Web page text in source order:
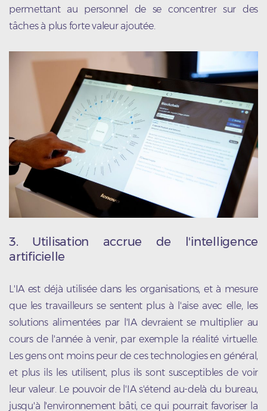
permettant au personnel de se concentrer sur des
tâches à plus forte valeur ajoutée.
3. Utilisation accrue de l'intelligence
artificielle
L'IA est déjà utilisée dans les organisations, et à mesure
que les travailleurs se sentent plus à l'aise avec elle, les
solutions alimentées par l'IA devraient se multiplier au
cours de l'année à venir, par exemple la réalité virtuelle.
Les gens ont moins peur de ces technologies en général,
et plus ils les utilisent, plus ils sont susceptibles de voir
leur valeur. Le pouvoir de l'IA s'étend au-delà du bureau,
jusqu'à l'environnement bâti, ce qui pourrait favoriser la